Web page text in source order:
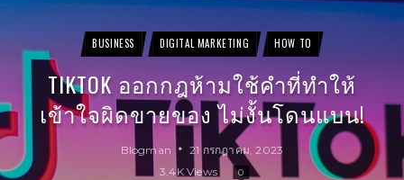
BUSINESS DIGITAL MARKETING HOW TO
TIKTOK ออกกฎห้ามใช้คำที่ทำให้
เข้าใจผิดขายของ ไม่งั้นโดนแบน!
Blogman
21 กรกฎาคม, 2023
3.4K Views
0